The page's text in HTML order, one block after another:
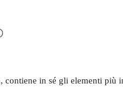
contiene in sé gli elementi più